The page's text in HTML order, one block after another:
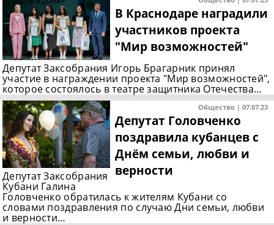
В Краснодаре наградили
участников проекта
"Мир возможностей"
Депутат Заксобрания Игорь Брагарник принял
участие в награждении проекта "Мир возможностей",
которое состоялось в театре защитника Отечества…
Общество | 07.07.23
Депутат Головченко
поздравила кубанцев с
Днём семьи, любви и
верности
Депутат Заксобрания
Кубани Галина
Головченко обратилась к жителям Кубани со
словами поздравления по случаю Дни семьи, любви
и верности…